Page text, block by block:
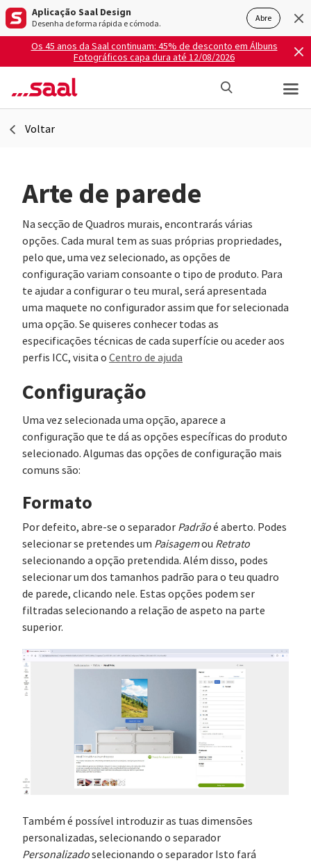
Aplicação Saal Design
Desenha de forma rápida e cómoda. Abre
Os 45 anos da Saal continuam: 45% de desconto em Álbuns
Fotográficos capa dura até 12/08/2026
Voltar
Arte de parede
Na secção de Quadros murais, encontrarás várias
opções. Cada mural tem as suas próprias propriedades,
pelo que, uma vez selecionado, as opções de
configuração variam consoante o tipo de produto. Para
te ajudar a configurar o teu mural, será apresentada
uma maquete no configurador assim que for selecionada
uma opção. Se quiseres conhecer todas as
especificações técnicas de cada superfície ou aceder aos
perfis ICC, visita o Centro de ajuda
Configuração
Uma vez selecionada uma opção, aparece a
configuração que te dá as opções específicas do produto
selecionado. Algumas das opções de configuração mais
comuns são:
Formato
Por defeito, abre-se o separador Padrãoé aberto. Podes
selecionar se pretendes um Paisagemou Retrato
selecionando a opção pretendida. Além disso, podes
selecionar um dos tamanhos padrão para o teu quadro
de parede, clicando nele. Estas opções podem ser
filtradas selecionando a relação de aspeto na parte
superior.
Também é possível introduzir as tuas dimensões
personalizadas, selecionando o separador
Personalizadoselecionando o separador Isto fará